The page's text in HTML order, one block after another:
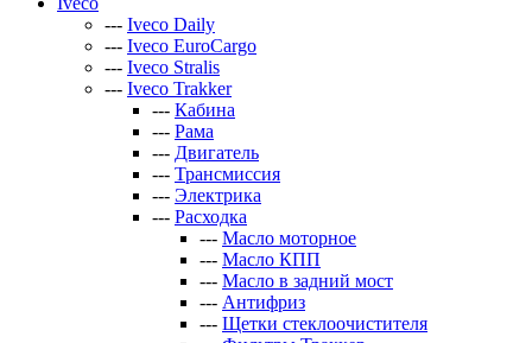
--- Iveco Daily
--- Iveco EuroCargo
--- Iveco Stralis
--- Iveco Trakker
--- Кабина
--- Рама
--- Двигатель
--- Трансмиссия
--- Электрика
--- Расходка
--- Масло моторное
--- Масло КПП
--- Масло в задний мост
--- Антифриз
--- Щетки стеклоочистителя